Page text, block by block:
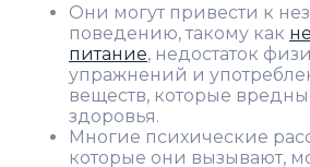
Они могут привести к
поведению, такому как
питание, недостаток
упражнений и
веществ, которые
здоровья.
Многие психические
которые они вызывают,